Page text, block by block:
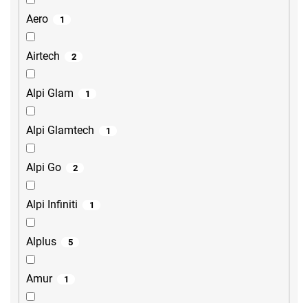
Aero 1
Airtech 2
Alpi Glam 1
Alpi Glamtech 1
Alpi Go 2
Alpi Infiniti 1
Alplus 5
Amur 1